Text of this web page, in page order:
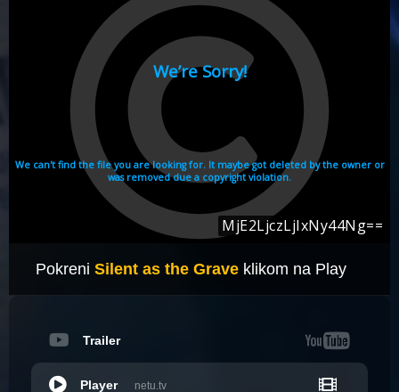
Pokreni Silent as the Grave klikom na Play
Trailer
netu.tv
Player